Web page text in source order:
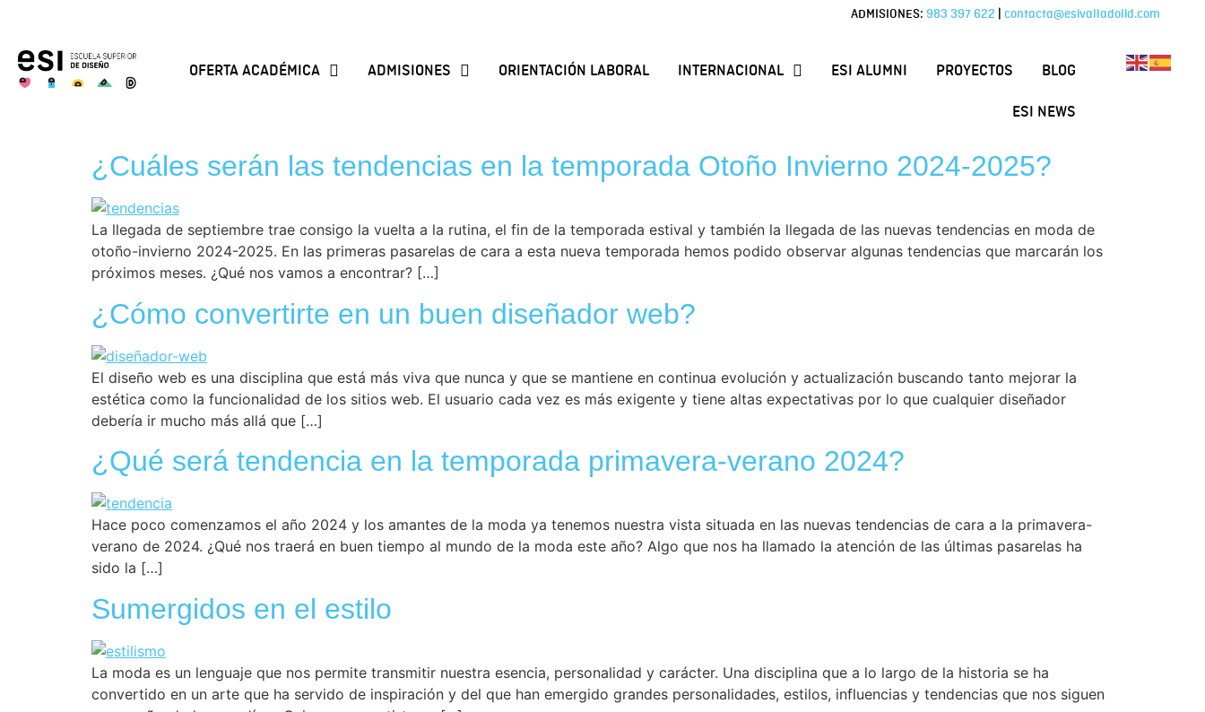
ADMISIONES: 983 397 622 contacta@esivalladolid.com
OFERTA ACADÉMICA ADMISIONES ORIENTACIÓN LABORAL INTERNACIONAL ESI ALUMNI PROYECTOS BLOG
ESI NEWS
¿Cuáles serán las tendencias en la temporada Otoño Invierno 2024-2025?
La llegada de septiembre trae consigo la vuelta a la rutina, el fin de la temporada estival y también la llegada de las nuevas tendencias en moda de
otoño-invierno 2024-2025. En las primeras pasarelas de cara a esta nueva temporada hemos podido observar algunas tendencias que marcarán los
próximos meses. ¿Qué nos vamos a encontrar? […]
¿Cómo convertirte en un buen diseñador web?
El diseño web es una disciplina que está más viva que nunca y que se mantiene en continua evolución y actualización buscando tanto mejorar la
estética como la funcionalidad de los sitios web. El usuario cada vez es más exigente y tiene altas expectativas por lo que cualquier diseñador
debería ir mucho más allá que […]
¿Qué será tendencia en la temporada primavera-verano 2024?
Hace poco comenzamos el año 2024 y los amantes de la moda ya tenemos nuestra vista situada en las nuevas tendencias de cara a la primavera-
verano de 2024. ¿Qué nos traerá en buen tiempo al mundo de la moda este año? Algo que nos ha llamado la atención de las últimas pasarelas ha
sido la […]
Sumergidos en el estilo
La moda es un lenguaje que nos permite transmitir nuestra esencia, personalidad y carácter. Una disciplina que a lo largo de la historia se ha
convertido en un arte que ha servido de inspiración y del que han emergido grandes personalidades, estilos, influencias y tendencias que nos siguen